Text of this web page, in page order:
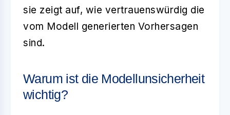
sie zeigt auf, wie vertrauenswürdig die
vom Modell generierten Vorhersagen
sind.
Warum ist die Modellunsicherheit
wichtig?